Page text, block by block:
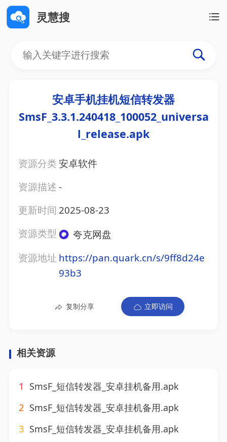
灵慧搜
安卓手机挂机短信转发器
SmsF_3.3.1.240418_100052_universa
l_release.apk
资源分类安卓软件
资源描述-
更新时间 2025-08-23
资源类型
夸克网盘
资源地址 https://pan.quark.cn/s/9ff8d24e
93b3
复制分享 立即访问
相关资源
1
SmsF_短信转发器_安卓挂机备用.apk
2 SmsF_短信转发器_安卓挂机备用.apk
3 SmsF_短信转发器_安卓挂机备用.apk